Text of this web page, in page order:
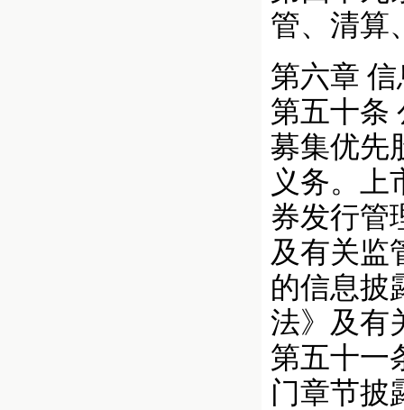
管、清算
第六章
第五十条
募集优先
义务。上
券发行管
及有关监
的信息披
法》及有
第五十一
门章节披